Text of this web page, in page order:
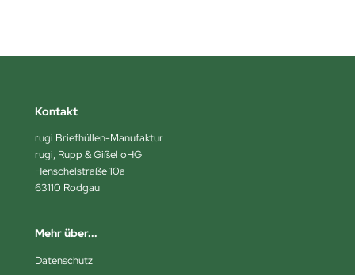
Kontakt
rugi Briefhüllen-Manufaktur
rugi, Rupp & Gißel oHG
Henschelstraße 10a
63110 Rodgau
Mehr über...
Datenschutz